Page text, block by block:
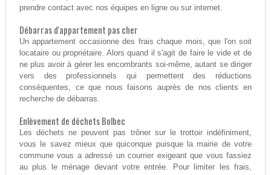
prendre contact avec nos équipes en ligne ou sur internet.
Débarras d'appartement pas cher
Un appartement occasionne des frais chaque mois, que l'on soit
locataire ou propriétaire. Alors quand il s'agit de faire le vide et de
ne plus avoir à gérer les encombrants soi-même, autant se diriger
vers des professionnels qui permettent des réductions
conséquentes, ce que nous faisons auprès de nos clients en
recherche de débarras.
Enlèvement de déchets Bolbec
Les déchets ne peuvent pas trôner sur le trottoir indéfiniment,
vous le savez mieux que quiconque puisque la mairie de votre
commune vous a adressé un courrier exigeant que vous fassiez
au plus le ménage devant votre entrée. Pour limiter les frais,